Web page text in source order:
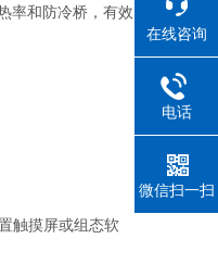
率和防冷桥，有效
触摸屏或组态软
在线咨询
电话
微信扫一扫